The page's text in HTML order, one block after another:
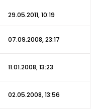
29.05.2011, 10:19
07.09.2008, 23:17
11.01.2008, 13:23
02.05.2008, 13:56